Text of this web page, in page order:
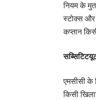
नियम के
स्टोक्स और
कप्तान
एमसीसी के
किसी